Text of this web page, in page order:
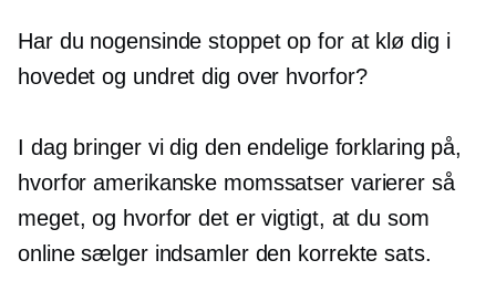
Har du nogensinde stoppet op for at klø dig i
hovedet og undret dig over hvorfor?
I dag bringer vi dig den endelige forklaring på,
hvorfor amerikanske momssatser varierer så
meget, og hvorfor det er vigtigt, at du som
online sælger indsamler den korrekte sats.